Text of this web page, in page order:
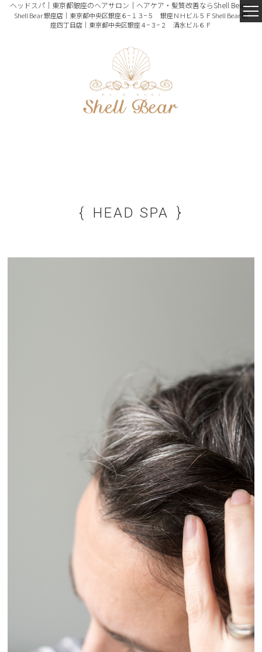
ヘッドスパ｜東京都銀座のヘアサロン｜ヘアケア・髪質改善ならShell Bearへ
Shell Bear 銀座店｜東京都中央区銀座６−１３−５ 銀座ＮＨビル５ＦShell Bear 銀
座四丁目店｜東京都中央区銀座４−３−２ 清水ビル６Ｆ
HEAD SPA